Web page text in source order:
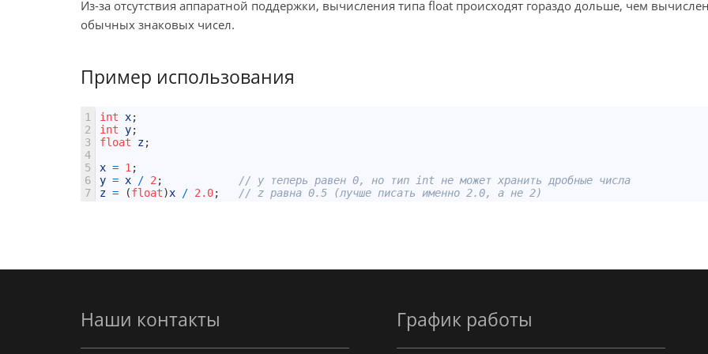
Из-за отсутствия аппаратной поддержки, вычисления типа float происходят гораздо дольше, чем
обычных знаковых чисел.
Пример использования
1
2
3
4
5
6
7
int x;
int y;
float
z;
x = 1 ;
y = x / 2 ;
// y теперь равен 0, но тип int не может хранить дробные числа
z = (float)x / 2.0; // z равна 0.5 (лучше писать именно 2.0, а не 2)
Наши контакты График работы